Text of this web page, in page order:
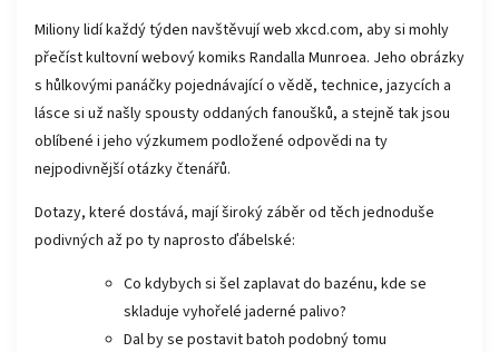
Miliony lidí každý týden navštěvují web xkcd.com, aby si mohly
přečíst kultovní webový komiks Randalla Munroea. Jeho obrázky
s hůlkovými panáčky pojednávající o vědě, technice, jazycích a
lásce si už našly spousty oddaných fanoušků, a stejně tak jsou
oblíbené i jeho výzkumem podložené odpovědi na ty
nejpodivnější otázky čtenářů.
Dotazy, které dostává, mají široký záběr od těch jednoduše
podivných až po ty naprosto ďábelské:
Co kdybych si šel zaplavat do bazénu, kde se
skladuje vyhořelé jaderné palivo?
Dal by se postavit batoh podobný tomu